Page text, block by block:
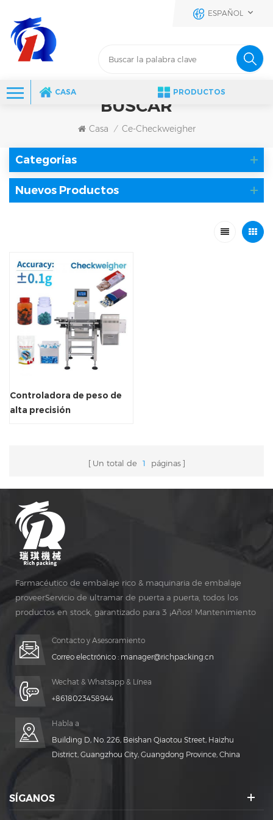
ESPAÑOL
CASA PRODUCTOS
BUSCAR
Casa / Ce-Checkweigher
Categorías
Nuevos Productos
Controladora de peso de
alta precisión
Un total de 1 páginas
Farmacéutico de embalaje rico & maquinaria de embalaje
proveerServicio de ultramar de puerta a puerta, todos los
productos en stock, garantizado para 3 ¡Años! Mantenimiento
Contacto y Asesoramiento
Correo electrónico : manager@richpacking.cn
Wechat & Whatsapp & Línea
+8618023458944
Habla a
Building D, No. 226, Beishan Qiaotou Street, Haizhu
District, Guangzhou City, Guangdong Province, China
SÍGANOS